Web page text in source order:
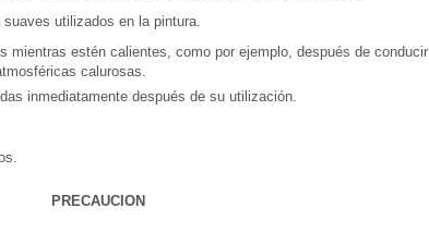
utilizados en la pintura.
mientras estén calientes, como por ejemplo, después de conducir
calurosas.
inmediatamente después de su utilización.
PRECAUCION